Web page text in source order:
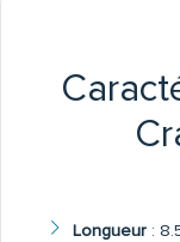
Longueur: